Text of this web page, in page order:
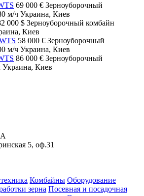
69 000 € Зерноуборочный
м/ч Украина, Киев
000 $ Зерноуборочный комбайн
Киев
58 000 € Зерноуборочный
м/ч Украина, Киев
86 000 € Зерноуборочный
Украина, Киев
5, оф.31
Комбайны Оборудование
зерна Посевная и посадочная